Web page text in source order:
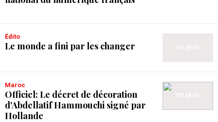
Édito
Le monde a fini par les changer
Maroc
Officiel: Le décret de décoration
d'Abdellatif Hammouchi signé par
Hollande